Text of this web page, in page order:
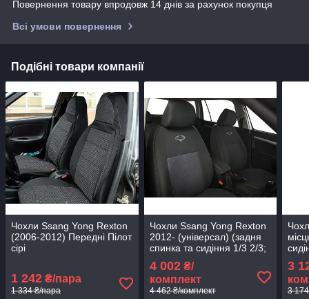
Повернення товару впродовж 14 днів за рахунок покупця
Всі умови повернення
Подібні товари компанії
Чохли Ssang Yong Rexton
(2006-2012) Передні Пілот
сірі
1 242 ₴/пара
1 334 ₴/пара
Чохли Ssang Yong Rexton
2012- (універсал) (задня
спинка та сидіння 1/3 2/3;
задній підлокітник; 4
підголівники)
4 002₴/
комплект
4 462 ₴/комплект
3
3